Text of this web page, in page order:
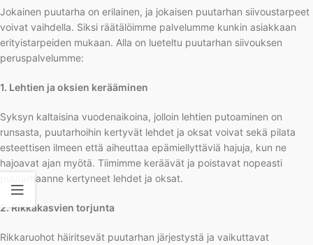
Jokainen puutarha on erilainen, ja jokaisen puutarhan siivoustarpeet
voivat vaihdella. Siksi räätälöimme palvelumme kunkin asiakkaan
erityistarpeiden mukaan. Alla on lueteltu puutarhan siivouksen
peruspalvelumme:
1. Lehtien ja oksien kerääminen
Syksyn kaltaisina vuodenaikoina, jolloin lehtien putoaminen on
runsasta, puutarhoihin kertyvät lehdet ja oksat voivat sekä pilata
esteettisen ilmeen että aiheuttaa epämiellyttäviä hajuja, kun ne
hajoavat ajan myötä. Tiimimme keräävät ja poistavat nopeasti
puutarhaanne kertyneet lehdet ja oksat.
2. Rikkakasvien torjunta
Rikkaruohot häiritsevät puutarhan järjestystä ja vaikuttavat